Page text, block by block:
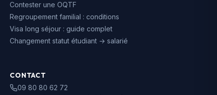
Contester une OQTF
Regroupement familial : conditions
Visa long séjour : guide complet
Changement statut étudiant → salarié
CONTACT
09 80 80 62 72